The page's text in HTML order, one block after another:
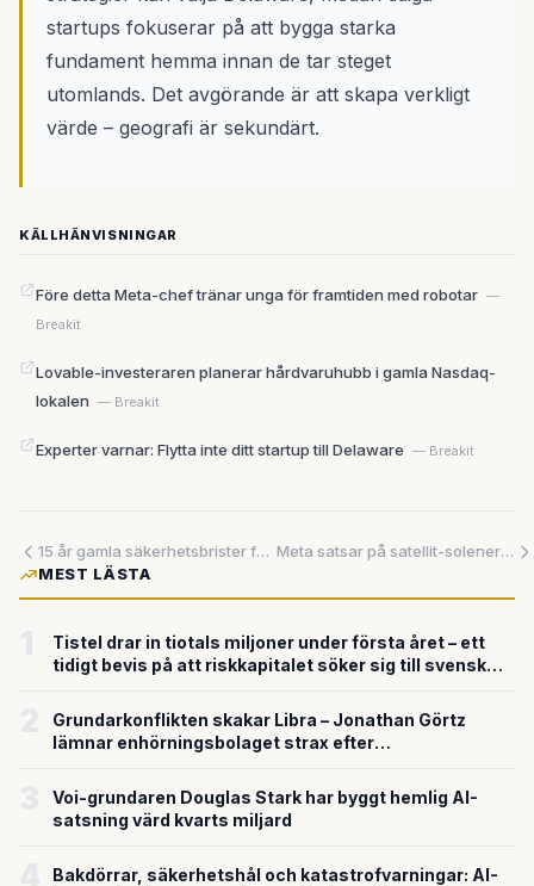
startups fokuserar på att bygga starka
fundament hemma innan de tar steget
utomlands. Det avgörande är att skapa verkligt
värde – geografi är sekundärt.
KÄLLHÄNVISNINGAR
Före detta Meta-chef tränar unga för framtiden med robotar —
Breakit
Lovable-investeraren planerar hårdvaruhubb i gamla Nasdaq-
lokalen — Breakit
Experter varnar: Flytta inte ditt startup till Delaware — Breakit
15 år gamla säkerhetsbrister får nytt liv genom artificiell intelligens
Meta satsar på satellit-solenergi för sina AI-datacenter
MEST LÄSTA
Tistel drar in tiotals miljoner under första året – ett
tidigt bevis på att riskkapitalet söker sig till svensk
Grundarkonflikten skakar Libra – Jonathan Görtz
lämnar enhörningsbolaget strax efter
Voi-grundaren Douglas Stark har byggt hemlig AI-
satsning värd kvarts miljard
Bakdörrar, säkerhetshål och katastrofvarningar: AI-